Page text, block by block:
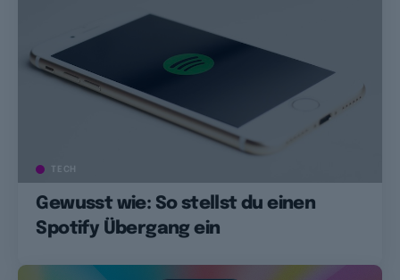
TECH
Gewusst wie: So stellst du einen
Spotify Übergang ein